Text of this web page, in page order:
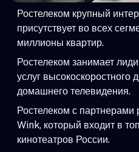
Ростелеком крупный
присутствует во всех
миллионы квартир.
Ростелеком занимает
услуг высокоскоростного
домашнего телевидения.
Ростелеком с партнерами
Wink, который входит в
кинотеатров России.